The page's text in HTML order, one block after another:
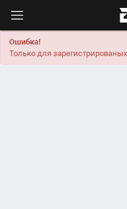
Ошибка!
Только для зарегистрированых